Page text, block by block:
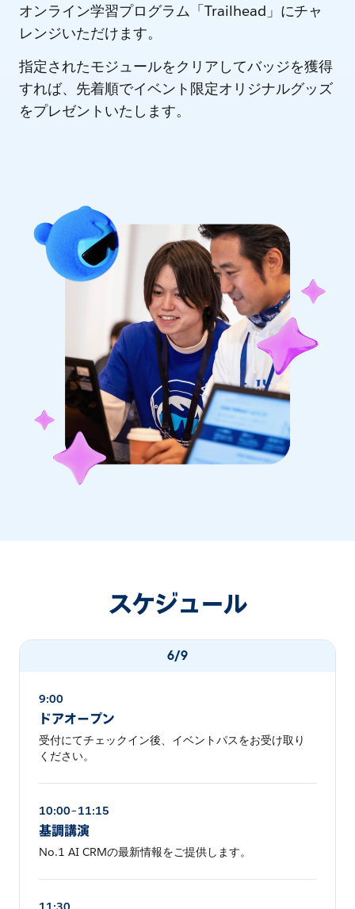
オンライン学習プログラム「Trailhead」にチャ
レンジいただけます。
指定されたモジュールをクリアしてバッジを獲得
すれば、先着順でイベント限定オリジナルグッズ
をプレゼントいたします。
スケジュール
6/9
9:00
ドアオープン
受付にてチェックイン後、イベントパスをお受け取り
ください。
10:00–11:15
基調講演
No.1 AI CRMの最新情報をご提供します。